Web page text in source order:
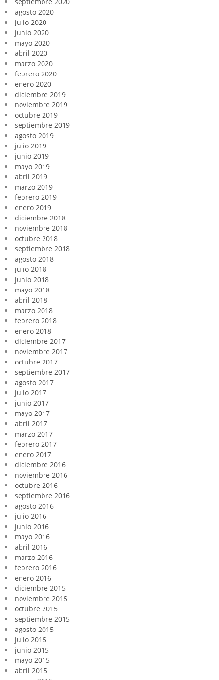
agosto 2020
julio 2020
junio 2020
mayo 2020
abril 2020
marzo 2020
febrero 2020
enero 2020
diciembre 2019
noviembre 2019
octubre 2019
septiembre 2019
agosto 2019
julio 2019
junio 2019
mayo 2019
abril 2019
marzo 2019
febrero 2019
enero 2019
diciembre 2018
noviembre 2018
octubre 2018
septiembre 2018
agosto 2018
julio 2018
junio 2018
mayo 2018
abril 2018
marzo 2018
febrero 2018
enero 2018
diciembre 2017
noviembre 2017
octubre 2017
septiembre 2017
agosto 2017
julio 2017
junio 2017
mayo 2017
abril 2017
marzo 2017
febrero 2017
enero 2017
diciembre 2016
noviembre 2016
octubre 2016
septiembre 2016
agosto 2016
julio 2016
junio 2016
mayo 2016
abril 2016
marzo 2016
febrero 2016
enero 2016
diciembre 2015
noviembre 2015
octubre 2015
septiembre 2015
agosto 2015
julio 2015
junio 2015
mayo 2015
abril 2015